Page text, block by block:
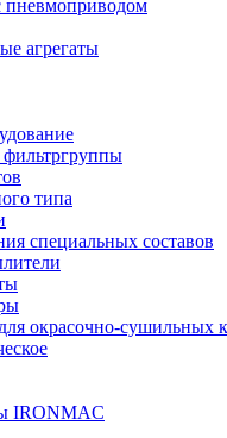
пневмоприводом
агрегаты
типа
специальных составов
окрасочно-сушильных
IRONMAC